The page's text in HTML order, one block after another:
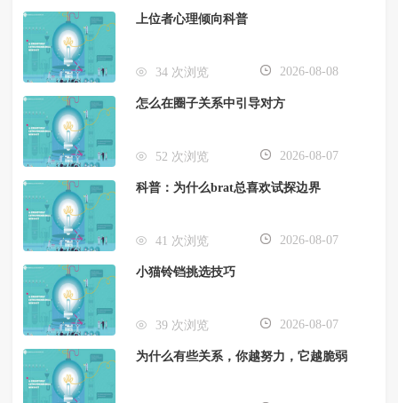
上位者心理倾向科普
34 次浏览 2026-08-08
怎么在圈子关系中引导对方
52 次浏览 2026-08-07
科普：为什么brat总喜欢试探边界
41 次浏览 2026-08-07
小猫铃铛挑选技巧
39 次浏览 2026-08-07
为什么有些关系，你越努力，它越脆弱